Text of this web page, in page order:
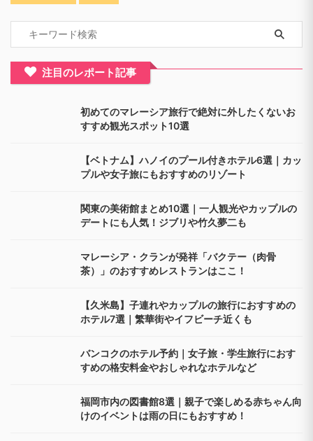
注目のレポート記事
初めてのマレーシア旅行で絶対に外したくないお
すすめ観光スポット10選
【ベトナム】ハノイのプール付きホテル6選｜カッ
プルや女子旅にもおすすめのリゾート
関東の美術館まとめ10選｜一人観光やカップルの
デートにも人気！ジブリや竹久夢二も
マレーシア・クランが発祥「バクテー（肉骨
茶）」のおすすめレストランはここ！
【久米島】子連れやカップルの旅行におすすめの
ホテル7選｜繁華街やイフビーチ近くも
バンコクのホテル予約｜女子旅・学生旅行におす
すめの格安料金やおしゃれなホテルなど
福岡市内の図書館8選｜親子で楽しめる赤ちゃん向
けのイベントは雨の日にもおすすめ！